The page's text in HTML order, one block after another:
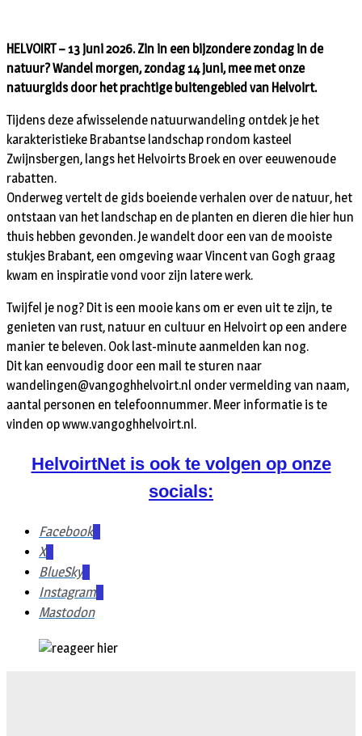
HELVOIRT – 13 juni 2026. Zin in een bijzondere zondag in de
natuur? Wandel morgen, zondag 14 juni, mee met onze
natuurgids door het prachtige buitengebied van Helvoirt.
Tijdens deze afwisselende natuurwandeling ontdek je het
karakteristieke Brabantse landschap rondom kasteel
Zwijnsbergen, langs het Helvoirts Broek en over eeuwenoude
rabatten.
Onderweg vertelt de gids boeiende verhalen over de natuur, het
ontstaan van het landschap en de planten en dieren die hier hun
thuis hebben gevonden. Je wandelt door een van de mooiste
stukjes Brabant, een omgeving waar Vincent van Gogh graag
kwam en inspiratie vond voor zijn latere werk.
Twijfel je nog? Dit is een mooie kans om er even uit te zijn, te
genieten van rust, natuur en cultuur en Helvoirt op een andere
manier te beleven. Ook last-minute aanmelden kan nog.
Dit kan eenvoudig door een mail te sturen naar
wandelingen@vangoghhelvoirt.nl onder vermelding van naam,
aantal personen en telefoonnummer. Meer informatie is te
vinden op www.vangoghhelvoirt.nl.
HelvoirtNet is ook te volgen op onze
socials:
Facebook
X
BlueSky
Instagram
Mastodon